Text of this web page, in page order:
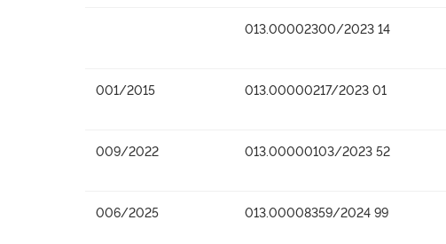
013.00002300/2023 14
001/2015 013.00000217/2023 01
009/2022 013.00000103/2023 52
006/2025 013.00008359/2024 99